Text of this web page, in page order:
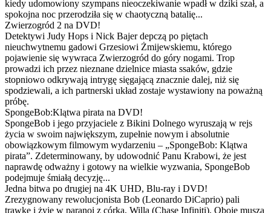
kiedy udomowiony szympans nieoczekiwanie wpadł w dziki szał, a
spokojna noc przerodziła się w chaotyczną batalię...
Zwierzogród 2 na DVD!
Detektywi Judy Hops i Nick Bajer depczą po piętach
nieuchwytnemu gadowi Grzesiowi Żmijewskiemu, którego
pojawienie się wywraca Zwierzogród do góry nogami. Trop
prowadzi ich przez nieznane dzielnice miasta ssaków, gdzie
stopniowo odkrywają intrygę sięgającą znacznie dalej, niż się
spodziewali, a ich partnerski układ zostaje wystawiony na poważną
próbę.
SpongeBob:Klątwa pirata na DVD!
SpongeBob i jego przyjaciele z Bikini Dolnego wyruszają w rejs
życia w swoim największym, zupełnie nowym i absolutnie
obowiązkowym filmowym wydarzeniu – „SpongeBob: Klątwa
pirata”. Zdeterminowany, by udowodnić Panu Krabowi, że jest
naprawdę odważny i gotowy na wielkie wyzwania, SpongeBob
podejmuje śmiałą decyzję...
Jedna bitwa po drugiej na 4K UHD, Blu-ray i DVD!
Zrezygnowany rewolucjonista Bob (Leonardo DiCaprio) pali
trawkę i żyje w paranoi z córką, Willą (Chase Infiniti). Oboje muszą